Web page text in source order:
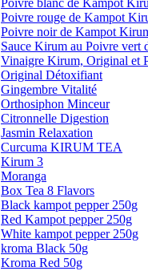
Poivre blanc de Kampot
Poivre rouge de Kampot
Poivre noir de Kampot
Sauce Kirum au Poivre vert
Vinaigre Kirum, Original et
Original Détoxifiant
Gingembre Vitalité
Orthosiphon Minceur
Citronnelle Digestion
Jasmin Relaxation
Curcuma KIRUM TEA
Kirum 3
Moranga
Box Tea 8 Flavors
Black kampot pepper 250g
Red Kampot pepper 250g
White kampot pepper 250g
kroma Black 50g
Kroma Red 50g